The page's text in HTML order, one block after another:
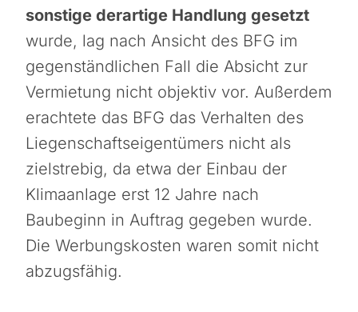
sonstige derartige Handlung gesetzt
wurde, lag nach Ansicht des BFG im
gegenständlichen Fall die Absicht zur
Vermietung nicht objektiv vor. Außerdem
erachtete das BFG das Verhalten des
Liegenschaftseigentümers nicht als
zielstrebig, da etwa der Einbau der
Klimaanlage erst 12 Jahre nach
Baubeginn in Auftrag gegeben wurde.
Die Werbungskosten waren somit nicht
abzugsfähig.